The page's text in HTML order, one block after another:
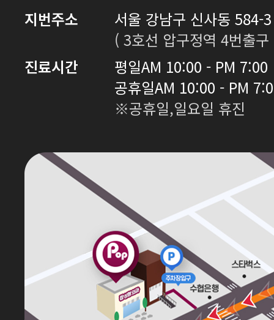
지번주소
서울 강남구 신사동 584-
( 3호선 압구정역 4번출
진료시간
평일AM 10:00 - PM 7:00
공휴일AM 10:00 - PM
※공휴일,일요일 휴진